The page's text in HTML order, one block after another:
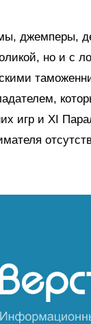
джемперы,
но и с
игр и XI